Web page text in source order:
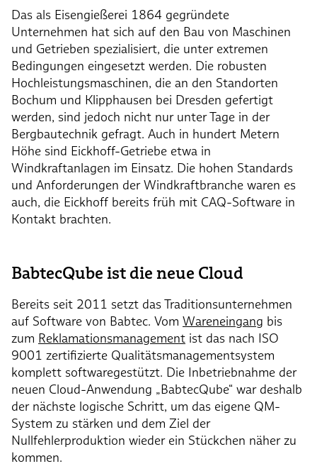
Das als Eisengießerei 1864 gegründete
Unternehmen hat sich auf den Bau von Maschinen
und Getrieben spezialisiert, die unter extremen
Bedingungen eingesetzt werden. Die robusten
Hochleistungsmaschinen, die an den Standorten
Bochum und Klipphausen bei Dresden gefertigt
werden, sind jedoch nicht nur unter Tage in der
Bergbautechnik gefragt. Auch in hundert Metern
Höhe sind Eickhoff-Getriebe etwa in
Windkraftanlagen im Einsatz. Die hohen Standards
und Anforderungen der Windkraftbranche waren es
auch, die Eickhoff bereits früh mit CAQ-Software in
Kontakt brachten.
BabtecQube ist die neue Cloud
Bereits seit 2011 setzt das Traditionsunternehmen
auf Software von Babtec. Vom Wareneingang bis
zum Reklamationsmanagement ist das nach ISO
9001 zertifizierte Qualitätsmanagementsystem
komplett softwaregestützt. Die Inbetriebnahme der
neuen Cloud-Anwendung „BabtecQube“ war deshalb
der nächste logische Schritt, um das eigene QM-
System zu stärken und dem Ziel der
Nullfehlerproduktion wieder ein Stückchen näher zu
kommen.